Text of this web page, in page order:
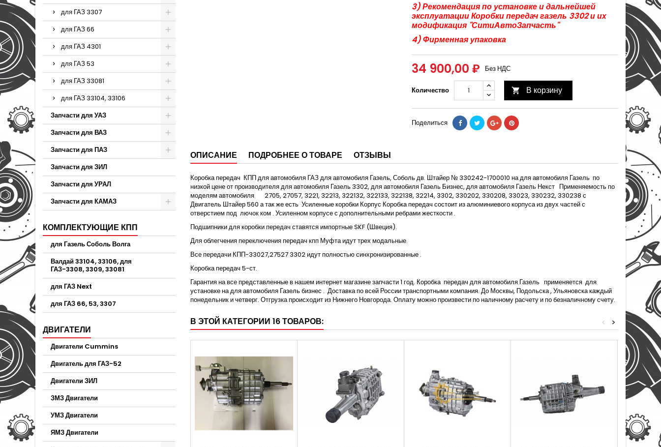
для ГАЗ 3307
для ГАЗ 66
для ГАЗ 4301
для ГАЗ 53
для ГАЗ 33081
для ГАЗ 33104, 33106
Запчасти для УАЗ
Запчасти для ВАЗ
Запчасти для ПАЗ
Запчасти для ЗИЛ
Запчасти для УРАЛ
Запчасти для КАМАЗ
КОМПЛЕКТУЮЩИЕ КПП
для Газель Соболь Волга
Валдай 33104, 33106, для
ГАЗ-3308, 3309, 33081
для ГАЗ Next
для ГАЗ 66, 53, 3307
ДВИГАТЕЛИ
Двигатели Cummins
Двигатель для ГАЗ-52
Двигатели ЗИЛ
ЗМЗ Двигатели
УМЗ Двигатели
ЯМЗ Двигатели
3) Рекомендация по установке и дальнейшей
эксплуатации Коробки передач газель 3302 и их
модификация "СитиАвтоЗапчасть"
4) Фирменная упаковка
34 900,00 ₽ Без НДС
Количество  В корзину
Поделиться
ОПИСАНИЕ ПОДРОБНЕЕ О ТОВАРЕ ОТЗЫВЫ
Коробка передач КПП для автомобиля ГАЗ для автомобиля Газель, Соболь дв. Штайер № 330242-1700010 на для автомобиля Газель по
низкой цене от производителя для автомобиля Газель 3302, для автомобиля Газель Бизнес, для автомобиля Газель Некст Применяемость по
моделям автомобиля
2705, 27057, 3221, 32213, 322132, 322133, 322138, 32214, 3302, 330202, 330208, 33023, 330232, 330238 с
Двигатель Штайер 560 а так же есть Усиленные коробки Корпус Коробка передач состоит из алюминиевого корпуса из двух частей с
отверстием под лючок ком . Усиленном корпусе с дополнительными ребрами жесткости .
Подшипники для коробки передач ставятся импортные SKF (Швеция).
Для облегчения переключения передач кпп Муфта идут трех модальные.
Все передачи КПП-33027,27527 3302 идут полностью синхронизированные .
Коробка передач 5-ст.
Гарантия на все представленные в нашем интернет магазине запчасти 1 год. Коробка передач для автомобиля Газель применяется для
установке на для автомобиля Газель бизнес . Доставка по всей России транспортными компания. До Москвы, Подольска , Ульяновска каждый
понедельник и четверг. Отгрузка происходит из Нижнего Новгорода. Оплату можно произвести по наличному расчету и по безналичному счету.
В ЭТОЙ КАТЕГОРИИ 16 ТОВАРОВ: >
<